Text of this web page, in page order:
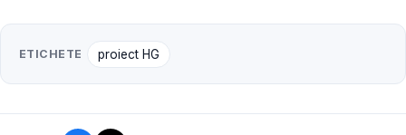
ETICHETE proiect HG